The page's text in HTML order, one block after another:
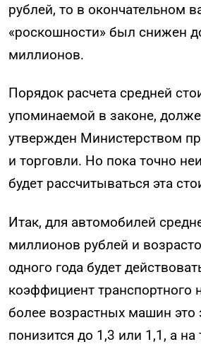
рублей, то в окончательном
«роскошности» был снижен
миллионов.
Порядок расчета средней
упоминаемой в законе,
утвержден Министерством
и торговли. Но пока точно
будет рассчитываться эта
Итак, для автомобилей
миллионов рублей и
одного года будет
коэффициент транспортного
более возрастных машин это
понизится до 1,3 или 1,1, а